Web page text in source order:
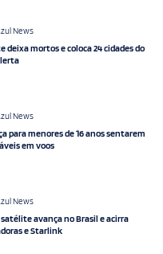
News
deixa mortos e coloca 24 cidades do
News
para menores de 16 anos sentarem
em voos
News
avança no Brasil e acirra
e Starlink